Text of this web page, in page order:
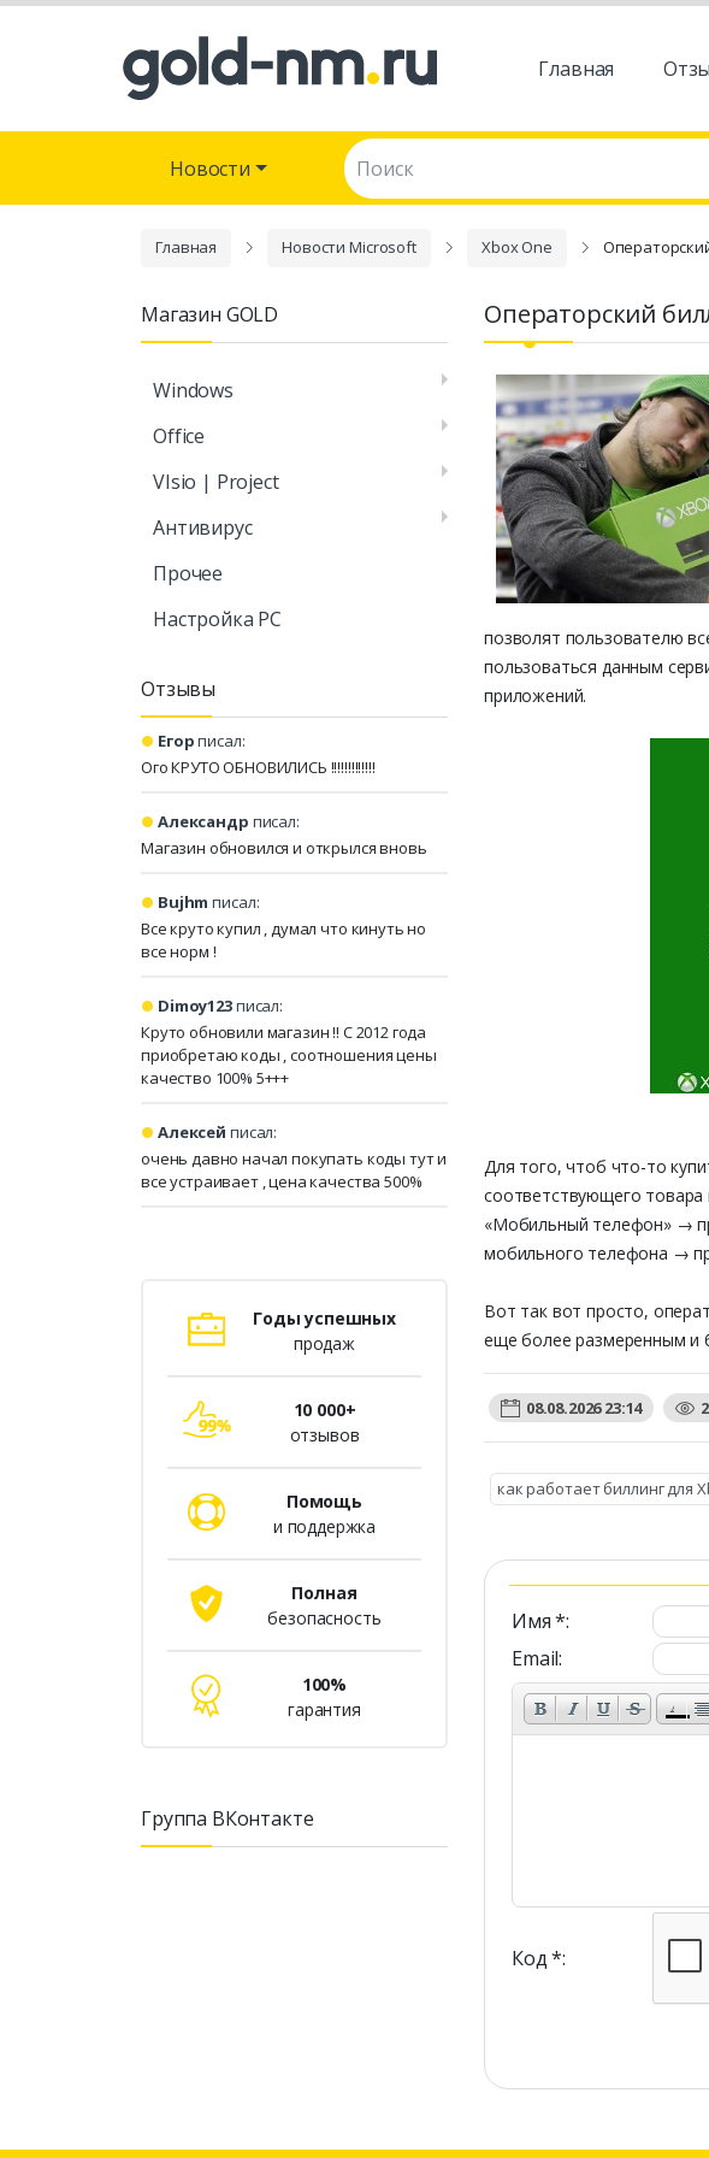
Главная
Новости
Поиск:
Главная Новости Microsoft Xbox One
Магазин GOLD
Windows
Office
VIsio | Project
Антивирус
Прочее
Настройка PC
Отзывы
Егорписал:
Ого КРУТО ОБНОВИЛИСЬ !!!!!!!!!!!!!
Александр писал:
Магазин обновился и открылся вновь
Bujhm писал:
Все круто купил , думал что кинуть но
все норм !
Dimoy123писал:
Круто обновили магазин !! С 2012 года
приобретаю коды , соотношения цены
качество 100% 5+++
Алексей писал:
очень давно начал покупать коды тут и
все устраивает , цена качества 500%
Годы успешных
продаж
10 000+
отзывов
Помощь
и поддержка
Полная
безопасность
100%
гарантия
Группа ВКонтакте
Операторский
позволят пользователю
пользоваться данным
приложений.
Для того, чтоб что-то
соответствующего
«Мобильный телефон» →
мобильного телефона →
Вот так вот просто,
еще более размеренным и
08.08.2026 23:14
как работает биллинг для
Имя *:
Email:
Код *: